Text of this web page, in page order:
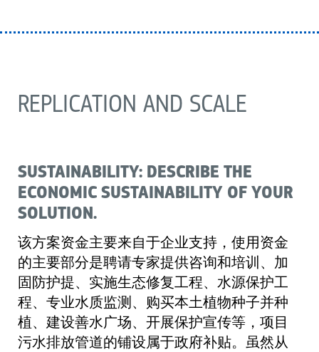
REPLICATION AND SCALE
SUSTAINABILITY: DESCRIBE THE
ECONOMIC SUSTAINABILITY OF YOUR
SOLUTION.
该方案资金主要来自于企业支持，使用资金
的主要部分是聘请专家提供咨询和培训、加
固防护提、实施生态修复工程、水源保护工
程、专业水质监测、购买本土植物种子并种
植、建设善水广场、开展保护宣传等，项目
污水排放管道的铺设属于政府补贴。虽然从